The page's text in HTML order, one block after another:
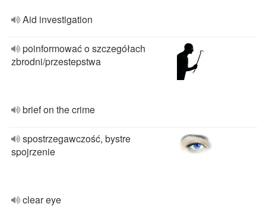
Aid investigation
poinformować o szczegółach
zbrodni/przestepstwa
brief on the crime
spostrzegawczość, bystre
spojrzenie
clear eye